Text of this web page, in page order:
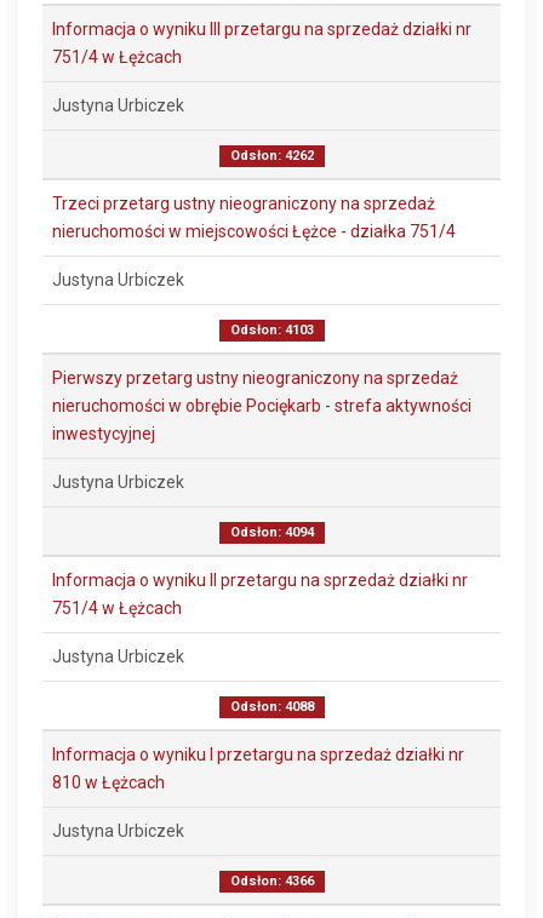
Informacja o wyniku III przetargu na sprzedaż działki nr
751/4 w Łężcach
Justyna Urbiczek
Odsłon: 4262
Trzeci przetarg ustny nieograniczony na sprzedaż
nieruchomości w miejscowości Łężce - działka 751/4
Justyna Urbiczek
Odsłon: 4103
Pierwszy przetarg ustny nieograniczony na sprzedaż
nieruchomości w obrębie Pociękarb - strefa aktywności
inwestycyjnej
Justyna Urbiczek
Odsłon: 4094
Informacja o wyniku II przetargu na sprzedaż działki nr
751/4 w Łężcach
Justyna Urbiczek
Odsłon: 4088
Informacja o wyniku I przetargu na sprzedaż działki nr
810 w Łężcach
Justyna Urbiczek
Odsłon: 4366